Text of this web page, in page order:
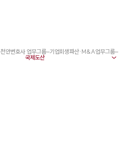
천안변호사 업무그룹 기업회생파산·M&A업무그룹